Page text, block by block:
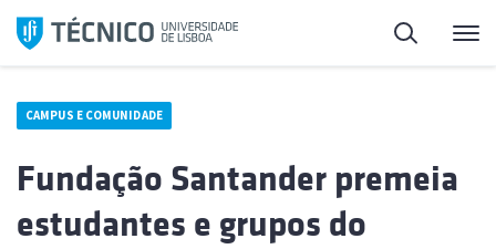
Saltar
para
Pesquisa
CAMPUS E COMUNIDADE
Fundação Santander premeia
estudantes e grupos do